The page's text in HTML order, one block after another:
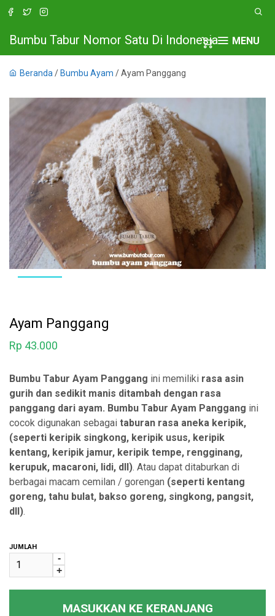
MENU
Bumbu Tabur Nomor Satu Di Indonesia
Beranda / Bumbu Ayam / Ayam Panggang
Ayam Panggang
Rp 43.000
Bumbu Tabur Ayam Panggang ini memiliki rasa asin
gurih dan sedikit manis ditambah dengan rasa
panggang dari ayam. Bumbu Tabur Ayam Panggang ini
cocok digunakan sebagai taburan rasa aneka keripik,
(seperti keripik singkong, keripik usus, keripik
kentang, keripik jamur, keripik tempe, rengginang,
kerupuk, macaroni, lidi, dll). Atau dapat ditaburkan di
berbagai macam cemilan / gorengan (seperti kentang
goreng, tahu bulat, bakso goreng, singkong, pangsit,
dll).
JUMLAH
-
+
MASUKKAN KE KERANJANG